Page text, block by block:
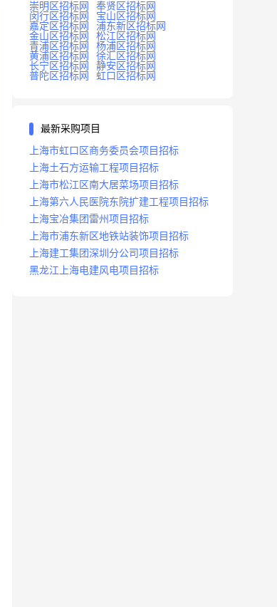
崇明区招标网
奉贤区招标网
闵行区招标网
宝山区招标网
嘉定区招标网
浦东新区招标网
金山区招标网
松江区招标网
青浦区招标网
杨浦区招标网
黄浦区招标网
徐汇区招标网
长宁区招标网
静安区招标网
普陀区招标网
虹口区招标网
最新采购项目
上海市虹口区商务委员会项目招标
上海土石方运输工程项目招标
上海市松江区南大居菜场项目招标
上海第六人民医院东院扩建工程项目招标
上海宝冶集团雷州项目招标
上海市浦东新区地铁站装饰项目招标
上海建工集团深圳分公司项目招标
黑龙江上海电建风电项目招标